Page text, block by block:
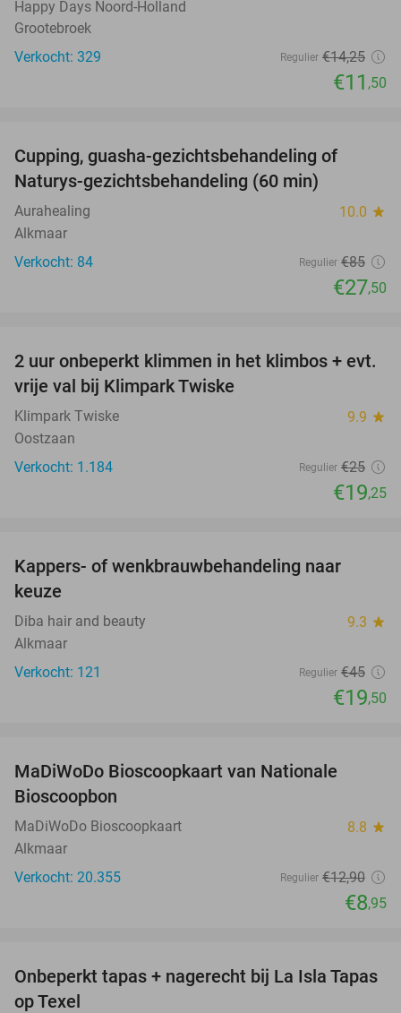
Happy Days Noord-Holland
Grootebroek
Verkocht: 329
Regulier €14,25
€11 ,50
Cupping, guasha-gezichtsbehandeling of
Naturys-gezichtsbehandeling (60 min)
Aurahealing 10.0 star
Alkmaar
Verkocht: 84
Regulier €85
€27,50
23%
2 uur onbeperkt klimmen in het klimbos + evt.
vrije val bij Klimpark Twiske
Klimpark Twiske 9.9 star
Oostzaan
Verkocht: 1.184
Regulier €25
€19,25
Kappers- of wenkbrauwbehandeling naar
keuze
Diba hair and beauty 9.3 star
Alkmaar
Verkocht: 121
Regulier €45
€19,50
MaDiWoDo Bioscoopkaart van Nationale
Bioscoopbon
MaDiWoDo Bioscoopkaart 8.8 star
Alkmaar
Verkocht: 20.355
Regulier €12,90
€8,95
26%
Onbeperkt tapas + nagerecht bij La Isla Tapas
op Texel